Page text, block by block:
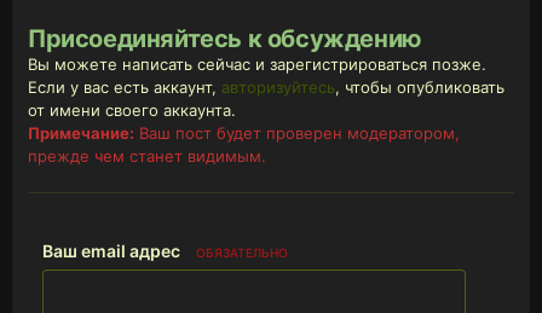
Присоединяйтесь к обсуждению
Вы можете написать сейчас и зарегистрироваться позже.
Если у вас есть аккаунт, авторизуйтесь, чтобы опубликовать
от имени своего аккаунта.
Примечание: Ваш пост будет проверен модератором,
прежде чем станет видимым.
Ваш email адрес ОБЯЗАТЕЛЬНО